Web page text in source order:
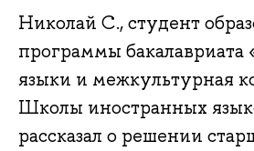
Николай С., студент
программы
языки и межкультурная
Школы иностранных
рассказал о решении